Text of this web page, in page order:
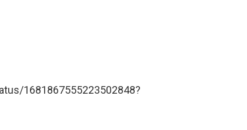
1681867555223502848?